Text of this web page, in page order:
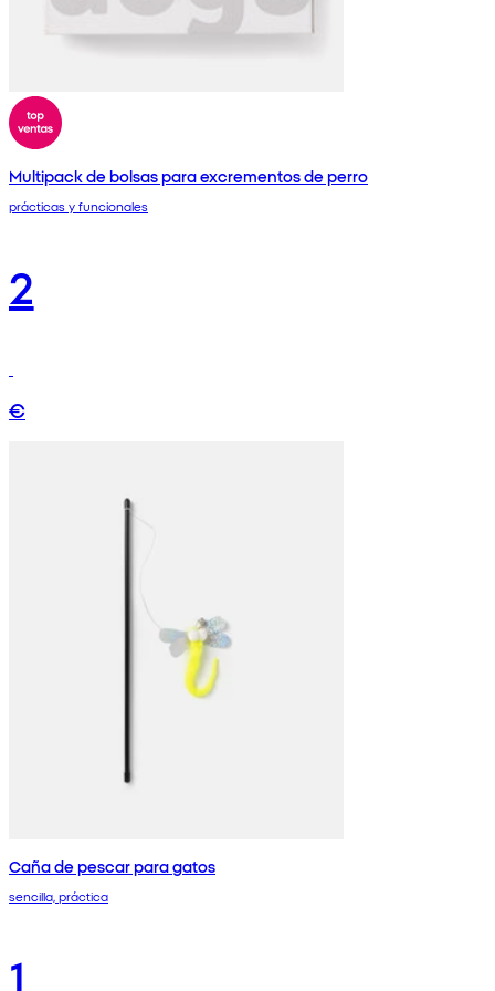
Multipack de bolsas para excrementos de perro
prácticas y funcionales
2
€
Caña de pescar para gatos
sencilla, práctica
1